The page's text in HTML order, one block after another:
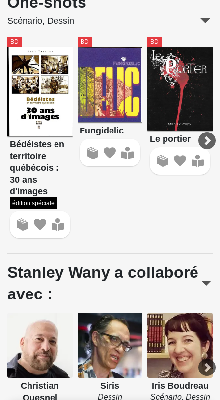
Scénario, Dessin
BD
Bédéistes en
territoire
québécois :
30 ans
d'images
édition spéciale
BD
Fungidelic
BD
Le portier
Stanley Wany a collaboré
avec :
Christian
Quesnel
Siris
Dessin
Iris Boudreau
Scénario, Dessin